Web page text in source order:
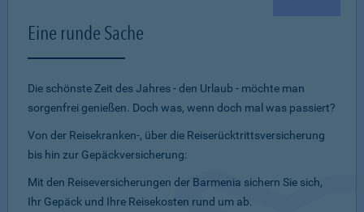
Eine runde Sache
Die schönste Zeit des Jahres - den Urlaub - möchte man
sorgenfrei genießen. Doch was, wenn doch mal was passiert?
Von der Reisekranken-, über die Reiserücktrittsversicherung
bis hin zur Gepäckversicherung:
Mit den Reiseversicherungen der Barmenia sichern Sie sich,
Ihr Gepäck und Ihre Reisekosten rund um ab.